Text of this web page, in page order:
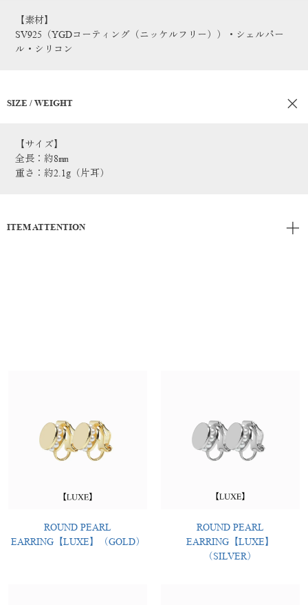
【素材】
SV925（YGDコーティング（ニッケルフリー））・シェルパー
ル・シリコン
SIZE / WEIGHT
【サイズ】
全長：約8㎜
重さ：約2.1g（片耳）
ITEM ATTENTION
ROUND PEARL
EARRING【LUXE】（GOLD）
ROUND PEARL
EARRING【LUXE】
（SILVER）